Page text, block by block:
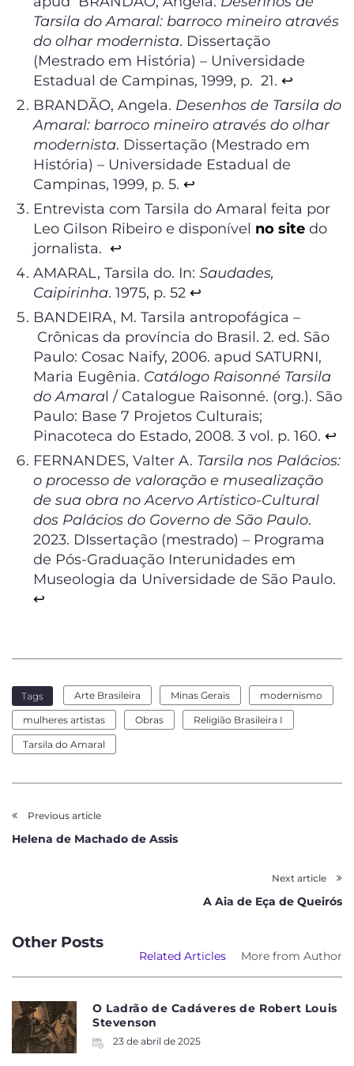
Tarsila do Amaral: barroco mineiro através
do olhar modernista. Dissertação
(Mestrado em História) – Universidade
Estadual de Campinas, 1999, p. 21. ↩︎
BRANDÃO, Angela. Desenhos de Tarsila do
Amaral: barroco mineiro através do olhar
modernista. Dissertação (Mestrado em
História) – Universidade Estadual de
Campinas, 1999, p. 5. ↩︎
Entrevista com Tarsila do Amaral feita por
Leo Gilson Ribeiro e disponível no site do
jornalista. ↩︎
AMARAL, Tarsila do. In: Saudades,
Caipirinha. 1975, p. 52 ↩︎
BANDEIRA, M. Tarsila antropofágica –
Crônicas da província do Brasil. 2. ed. São
Paulo: Cosac Naify, 2006. apud SATURNI,
Maria Eugênia. Catálogo Raisonné Tarsila
do Amaral / Catalogue Raisonné. (org.). São
Paulo: Base 7 Projetos Culturais;
Pinacoteca do Estado, 2008. 3 vol. p. 160. ↩︎
FERNANDES, Valter A. Tarsila nos Palácios:
o processo de valoração e musealização
de sua obra no Acervo Artístico-Cultural
dos Palácios do Governo de São Paulo.
2023. DIssertação (mestrado) – Programa
de Pós-Graduação Interunidades em
Museologia da Universidade de São Paulo.
↩︎
Tags Arte Brasileira Minas Gerais modernismo
mulheres artistas Obras Religião Brasileira I
Tarsila do Amaral
Previous article
Helena de Machado de Assis
Next article
A Aia de Eça de Queirós
Other Posts
Related Articles More from Author
O Ladrão de Cadáveres de Robert Louis
Stevenson
23 de abril de 2025